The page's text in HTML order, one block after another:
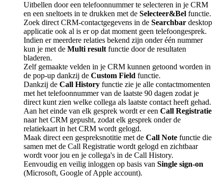
Uitbellen door een telefoonnummer te selecteren in je CRM
en een sneltoets in te drukken met de Selecteer&Bel functie.
Zoek direct CRM-contactgegevens in de Searchbar desktop
applicatie ook al is er op dat moment geen telefoongesprek.
Indien er meerdere relaties bekend zijn onder één nummer
kun je met de Multi result functie door de resultaten
bladeren.
Zelf gemaakte velden in je CRM kunnen getoond worden in
de pop-up dankzij de Custom Field functie.
Dankzij de Call History functie zie je alle contactmomenten
met het telefoonnummer van de laatste 90 dagen zodat je
direct kunt zien welke collega als laatste contact heeft gehad.
Aan het einde van elk gesprek wordt er een Call Registratie
naar het CRM gepusht, zodat elk gesprek onder de
relatiekaart in het CRM wordt gelogd.
Maak direct een gespreksnotitie met de Call Note functie die
samen met de Call Registratie wordt gelogd en zichtbaar
wordt voor jou en je collega's in de Call History.
Eenvoudig en veilig inloggen op basis van Single sign-on
(Microsoft, Google of Apple account).